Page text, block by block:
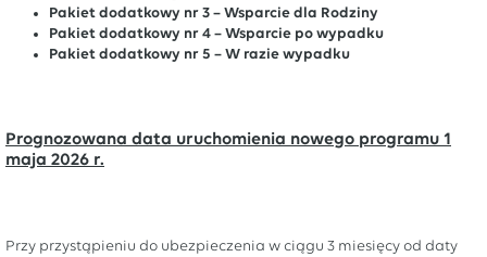
Pakiet dodatkowy nr 3 – Wsparcie dla Rodziny
Pakiet dodatkowy nr 4 – Wsparcie po wypadku
Pakiet dodatkowy nr 5 – W razie wypadku
Prognozowana data uruchomienia nowego programu 1
maja 2026 r.
Przy przystąpieniu do ubezpieczenia w ciągu 3 miesięcy od daty